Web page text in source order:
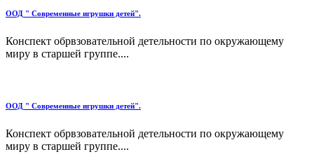
ООД " Современные игрушки детей".
Конспект обрвзовательной детельности по окружающему
миру в старшей группе....
ООД " Современные игрушки детей".
Конспект обрвзовательной детельности по окружающему
миру в старшей группе....